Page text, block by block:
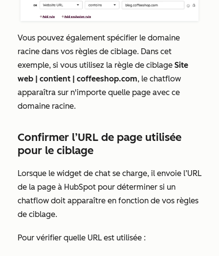
Vous pouvez également spécifier le domaine
racine dans vos règles de ciblage. Dans cet
exemple, si vous utilisez la règle de ciblage Site
web | contient | coffeeshop.com, le chatflow
apparaîtra sur n'importe quelle page avec ce
domaine racine.
Confirmer l’URL de page utilisée
pour le ciblage
Lorsque le widget de chat se charge, il envoie l’URL
de la page à HubSpot pour déterminer si un
chatflow doit apparaître en fonction de vos règles
de ciblage.
Pour vérifier quelle URL est utilisée :